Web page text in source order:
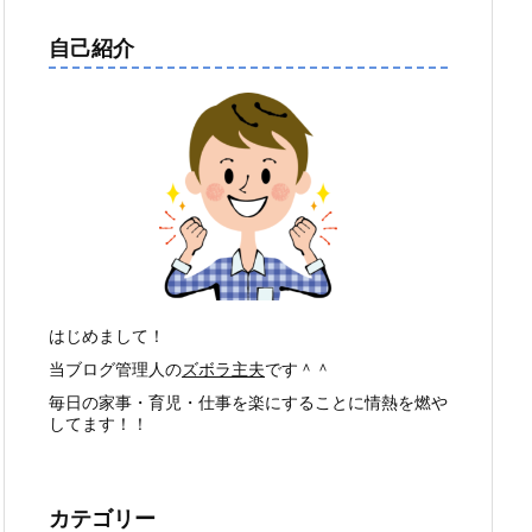
自己紹介
はじめまして！
当ブログ管理人のズボラ主夫です＾＾
毎日の家事・育児・仕事を楽にすることに情熱を燃や
してます！！
カテゴリー